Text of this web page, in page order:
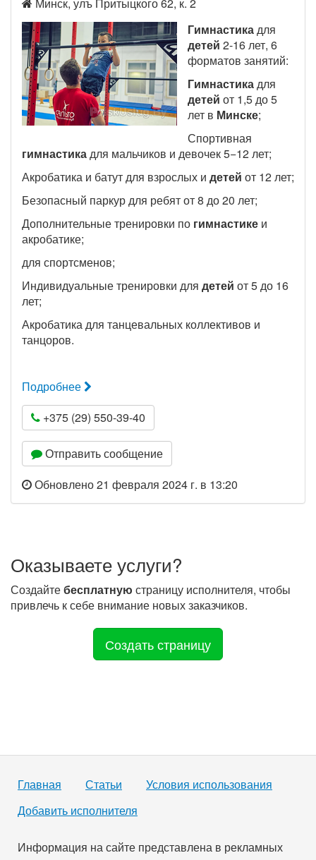
Гимнастикадля
детей 2-16 лет, 6
форматов занятий:
Гимнастикадля
детей от 1,5 до 5
лет в Минске;
Спортивная
гимнастикадля мальчиков и девочек 5−12 лет;
Акробатика и батут для взрослых и детей от 12 лет;
Безопасный паркур для ребят от 8 до 20 лет;
Дополнительные тренировки по гимнастике и
акробатике;
для спортсменов;
Индивидуальные тренировки для детей от 5 до 16
лет;
Акробатика для танцевальных коллективов и
танцоров.
Подробнее
+375 (29) 550-39-40
Отправить сообщение
Обновлено 21 февраля 2024 г. в 13:20
Оказываете услуги?
Создайтебесплатную страницу исполнителя, чтобы
привлечь к себе внимание новых заказчиков.
Создать страницу
Главная Статьи
Условия использования
Добавить исполнителя
Информация на сайте представлена в рекламных